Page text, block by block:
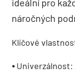
náročných
Klíčové
⦁ Univerzálnost: